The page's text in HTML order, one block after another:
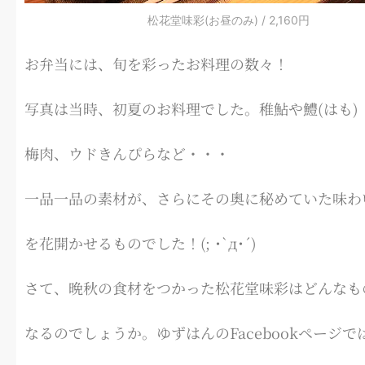
松花堂味彩(お昼のみ) / 2,160円
お弁当には、旬を彩ったお料理の数々！
写真は当時、初夏のお料理でした。稚鮎や鱧(はも)
梅肉、ウドきんぴらなど・・・
一品一品の素材が、さらにその奥に秘めていた味わ
を花開かせるものでした！(; ･`д･´)
さて、晩秋の食材をつかった松花堂味彩はどんな
なるのでしょうか。ゆずはんのFacebookページで